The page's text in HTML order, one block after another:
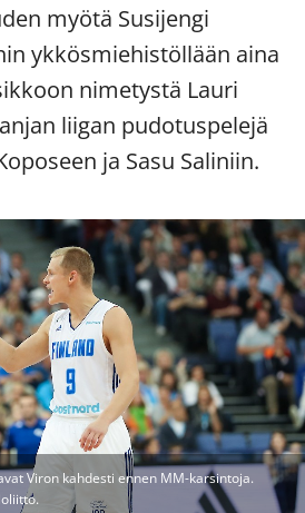
myötä Susijengi
ykkösmiehistöllään aina
nimetystä Lauri
liigan pudotuspelejä
ja Sasu Saliniin.
Viron kahdesti ennen MM-karsintoja.